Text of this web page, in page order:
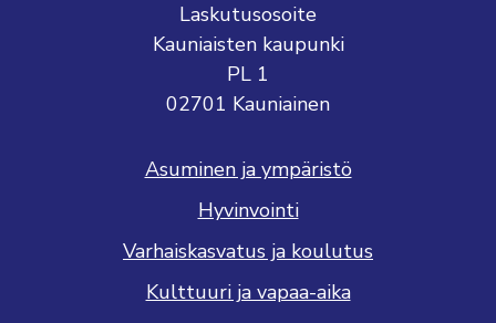
Laskutusosoite
Kauniaisten kaupunki
PL 1
02701 Kauniainen
Asuminen ja ympäristö
Hyvinvointi
Varhaiskasvatus ja koulutus
Kulttuuri ja vapaa-aika